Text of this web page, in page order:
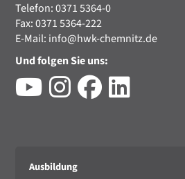
Telefon: 0371 5364-0
Fax: 0371 5364-222
E-Mail: info@hwk-chemnitz.de
Und folgen Sie uns:
Ausbildung